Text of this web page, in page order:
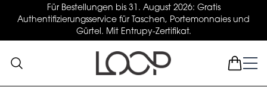
Für Bestellungen bis 31. August 2026: Gratis
Authentifizierungsservice für Taschen, Portemonnaies und
Gürtel. Mit Entrupy-Zertifikat.